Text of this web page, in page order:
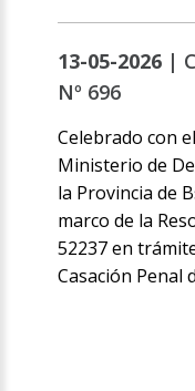
13-05-2026 |
Nº 696
Celebrado con
Ministerio de
la Provincia de
marco de la
52237 en
Casación Penal